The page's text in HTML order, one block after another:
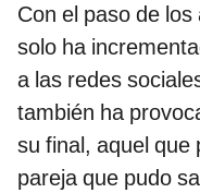
Con el paso de
solo ha
a las redes
también ha
su final, aquel que
pareja que pudo